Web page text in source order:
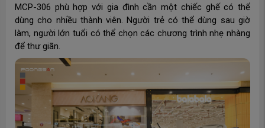
MCP-306 phù hợp với gia đình cần một chiếc ghế có thể
dùng cho nhiều thành viên. Người trẻ có thể dùng sau giờ
làm, người lớn tuổi có thể chọn các chương trình nhẹ nhàng
để thư giãn.